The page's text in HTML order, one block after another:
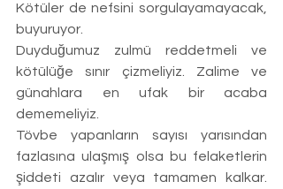
Kötüler de nefsini sorgulayamayacak,
buyuruyor.
Duyduğumuz zulmü reddetmeli ve
kötülüğe sınır çizmeliyiz. Zalime ve
günahlara en ufak bir acaba
dememeliyiz.
Tövbe yapanların sayısı yarısından
fazlasına ulaşmış olsa bu felaketlerin
şiddeti azalır veya tamamen kalkar.